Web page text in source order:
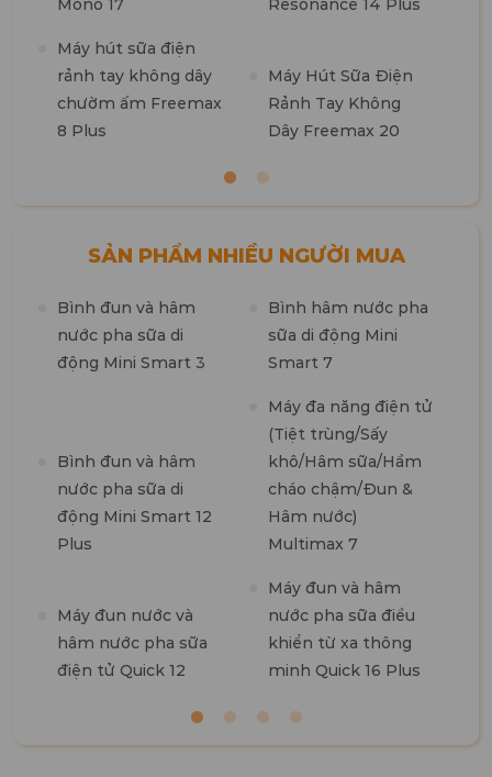
Mono 17
Resonance 14 Plus
Máy hút sữa điện
rảnh tay không dây
chườm ấm Freemax
8 Plus
Máy Hút Sữa Điện
Rảnh Tay Không
Dây Freemax 20
SẢN PHẨM NHIỀU NGƯỜI MUA
Bình đun và hâm
nước pha sữa di
động Mini Smart 3
Bình hâm nước pha
sữa di động Mini
Smart 7
Bình đun và hâm
nước pha sữa di
động Mini Smart 12
Plus
Máy đa năng điện tử
(Tiệt trùng/Sấy
khô/Hâm sữa/Hầm
cháo chậm/Đun &
Hâm nước)
Multimax 7
Máy đun nước và
hâm nước pha sữa
điện tử Quick 12
Máy đun và hâm
nước pha sữa điều
khiển từ xa thông
minh Quick 16 Plus